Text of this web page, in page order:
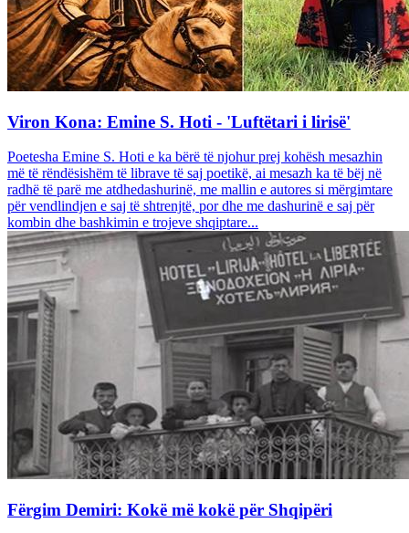
Viron Kona: Emine S. Hoti - 'Luftëtari i lirisë'
Poetesha Emine S. Hoti e ka bërë të njohur prej kohësh mesazhin
më të rëndësishëm të librave të saj poetikë, ai mesazh ka të bëj në
radhë të parë me atdhedashurinë, me mallin e autores si mërgimtare
për vendlindjen e saj të shtrenjtë, por dhe me dashurinë e saj për
kombin dhe bashkimin e trojeve shqiptare...
Fërgim Demiri: Kokë më kokë për Shqipëri